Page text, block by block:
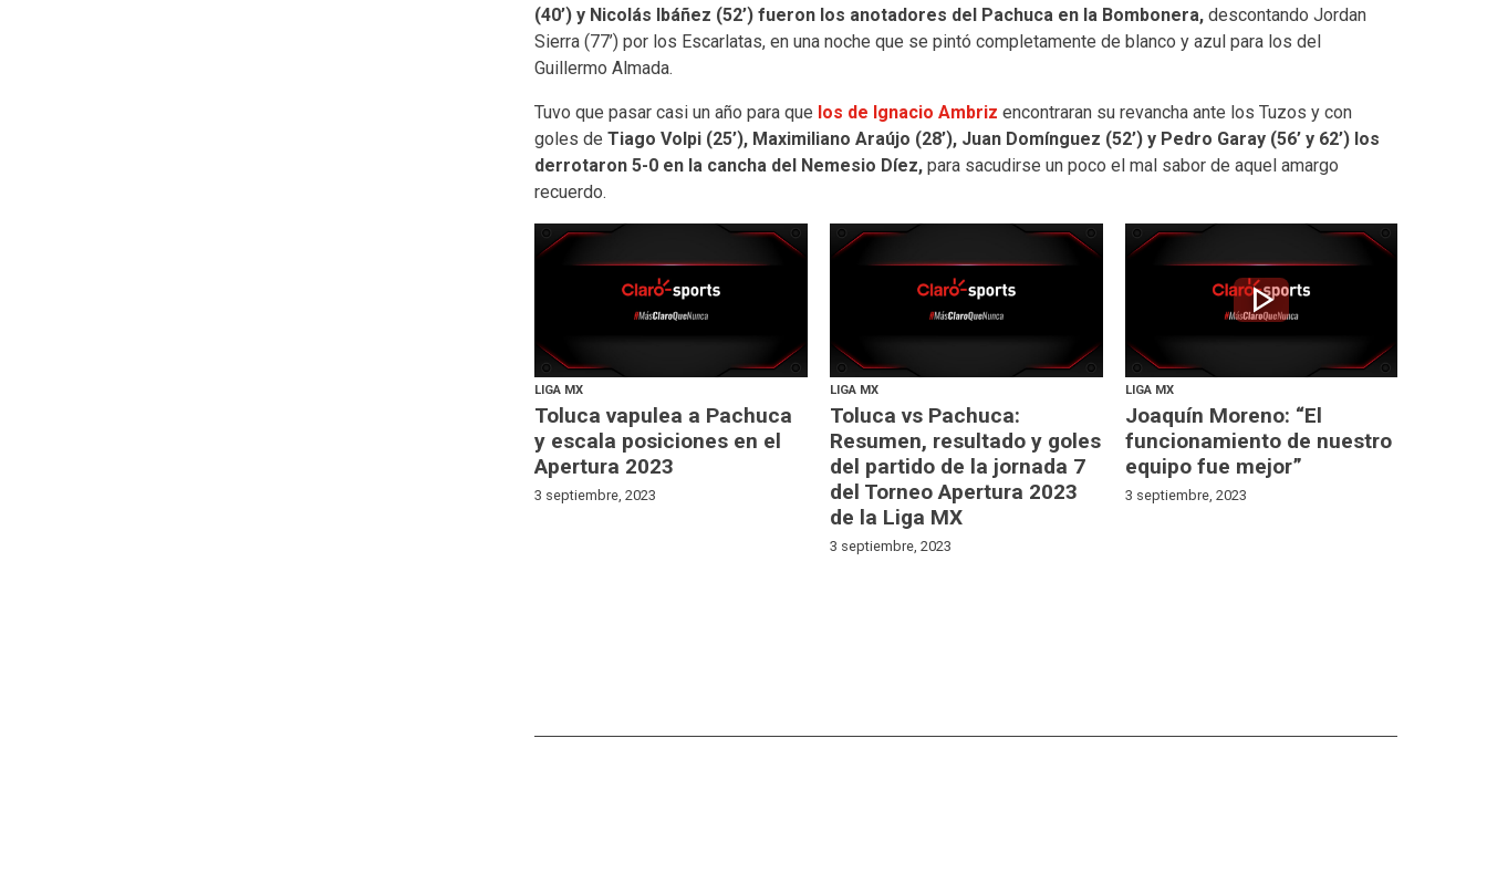
(40’) y Nicolás Ibáñez (52’) fueron los anotadores del Pachuca en la Bombonera,descontando Jordan
Sierra (77’) por los Escarlatas, en una noche que se pintó completamente de blanco y azul para los del
Guillermo Almada.
Tuvo que pasar casi un año para que los de Ignacio Ambriz encontraran su revancha ante los Tuzos y con
goles de Tiago Volpi (25’), Maximiliano Araújo (28’), Juan Domínguez (52’) y Pedro Garay (56’ y 62’) los
derrotaron 5-0 en la cancha del Nemesio Díez,para sacudirse un poco el mal sabor de aquel amargo
recuerdo.
LIGA MX
Toluca vapulea a Pachuca
y escala posiciones en el
Apertura 2023
3 septiembre, 2023
LIGA MX
Toluca vs Pachuca:
Resumen, resultado y goles
del partido de la jornada 7
del Torneo Apertura 2023
de la Liga MX
3 septiembre, 2023
play_arrow
LIGA MX
Joaquín Moreno: “El
funcionamiento de nuestro
equipo fue mejor”
3 septiembre, 2023